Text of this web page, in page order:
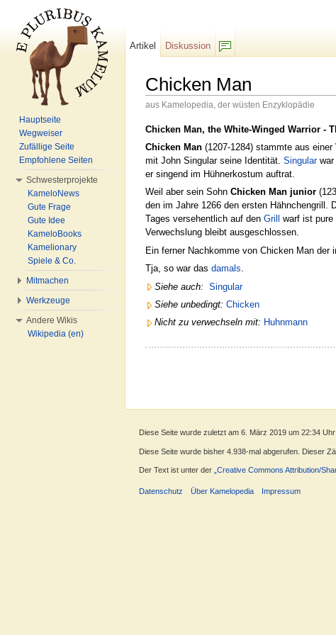
Chicken Man
aus Kamelopedia, der wüsten Enzyklopädie
Chicken Man, the White-Winged Warrior -
Chicken Man (1207-1284) stammte aus
mit John Singular seine Identität. Singularwar
er singend im Hühnerkostum auftrat.
Weil aber sein Sohn Chicken Man junior
den im Jahre 1266 den ersten Hähnchengrill.
Tages versehentlich auf den Grill warf ist pure
Verwechslung bleibt ausgeschlossen.
Ein ferner Nachkomme von Chicken Man der
Tja, so war das damals.
Siehe auch: Singular
Siehe unbedingt: Chicken
Nicht zu verwechseln mit: Huhnmann
Artikel
Diskussion
Hauptseite
Wegweiser
Zufällige Seite
Empfohlene Seiten
Schwesterprojekte
KameloNews
Gute Frage
Gute Idee
KameloBooks
Kamelionary
Spiele & Co.
Mitmachen
Werkzeuge
Andere Wikis
Wikipedia (en)
Diese Seite wurde zuletzt am 6. März 2019 um 22:34
Diese Seite wurde bisher 4.938-mal abgerufen. Dieser
Der Text ist unter der „Creative Commons Attribution/
Datenschutz Über Kamelopedia Impressum